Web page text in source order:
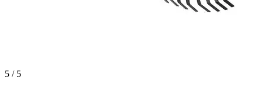
5 / 5